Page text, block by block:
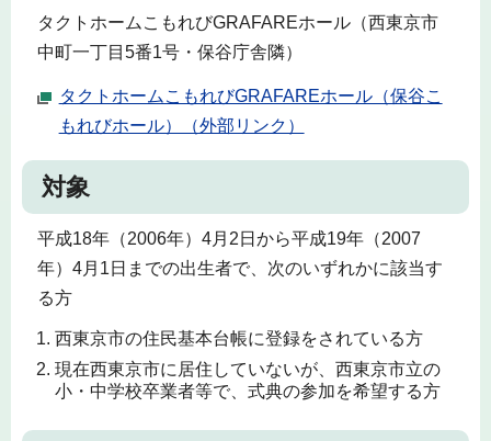
タクトホームこもれびGRAFAREホール（西東京市
中町一丁目5番1号・保谷庁舎隣）
タクトホームこもれびGRAFAREホール（保谷こ
もれびホール）（外部リンク）
対象
平成18年（2006年）4月2日から平成19年（2007
年）4月1日までの出生者で、次のいずれかに該当す
る方
西東京市の住民基本台帳に登録をされている方
現在西東京市に居住していないが、西東京市立の
小・中学校卒業者等で、式典の参加を希望する方